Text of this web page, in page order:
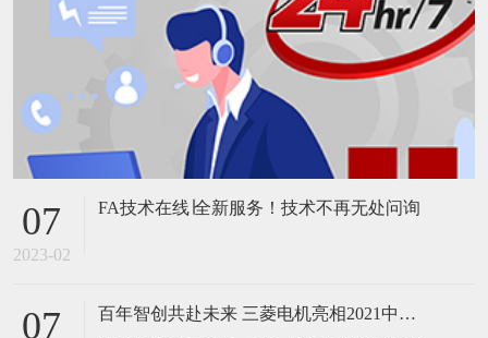
07
2023-02
FA技术在线∣全新服务！技术不再无处问询
07 百年智创共赴未来 三菱电机亮相2021中国智博会